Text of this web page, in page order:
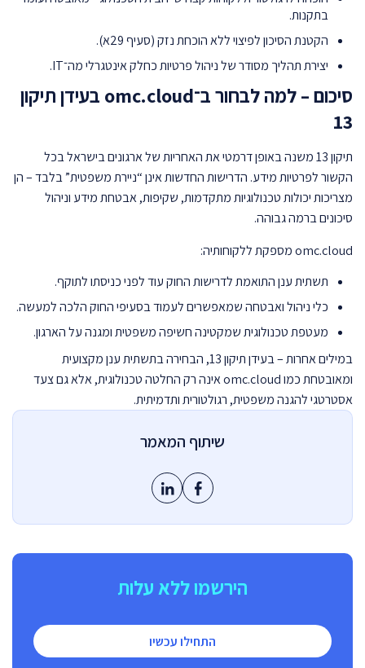
בתקנות.
הקטנת הסיכון לפיצוי ללא הוכחת נזק (סעיף 29א).
יצירת תהליך מסודר של ניהול פרטיות כחלק אינטגרלי מה־IT.
סיכום – למה לבחור ב־omc.cloud בעידן תיקון
13
תיקון 13 משנה באופן דרמטי את האחריות של ארגונים בישראל בכל
הקשור לפרטיות מידע. הדרישות החדשות אינן “ניירת משפטית” בלבד – הן
מצריכות יכולות טכנולוגיות מתקדמות, שקיפות, אבטחת מידע וניהול
סיכונים ברמה גבוהה.
omc.cloudמספקת ללקוחותיה:
תשתית ענן התואמת לדרישות החוק עוד לפני כניסתו לתוקף.
כלי ניהול ואבטחה שמאפשרים לעמוד בסעיפי החוק הלכה למעשה.
מעטפת טכנולוגית שמקטינה חשיפה משפטית ומגנה על הארגון.
במילים אחרות – בעידן תיקון 13, הבחירה בתשתית ענן מקצועית
ומאובטחת כמוomc.cloudאינה רק החלטה טכנולוגית, אלא גם צעד
אסטרטגי להגנה משפטית, רגולטורית ותדמיתית.
שיתוף המאמר
הירשמו ללא עלות
התחילו עכשיו